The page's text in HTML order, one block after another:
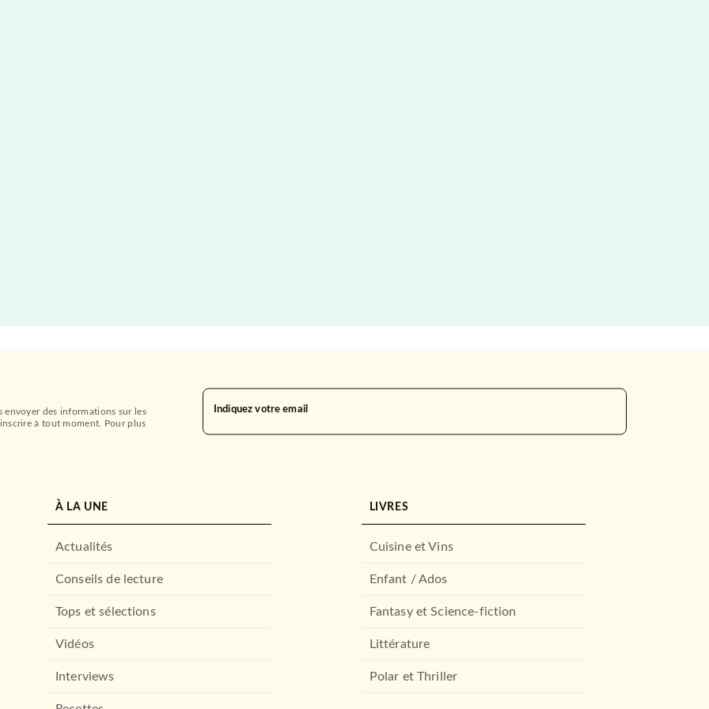
envoyer des informations sur les
à tout moment. Pour plus
Indiquez votre email
À LA UNE
Actualités
Conseils de lecture
Tops et sélections
Vidéos
Interviews
LIVRES
Cuisine et Vins
Enfant / Ados
Fantasy et Science-fiction
Littérature
Polar et Thriller